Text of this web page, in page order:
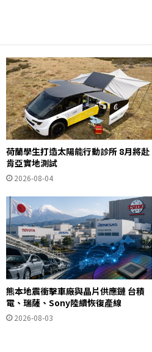
荷蘭學生打造太陽能行動診所 8月將赴
肯亞實地測試
2026-08-04
熊本地震衝擊車廠與晶片供應鏈 台積
電、瑞薩、Sony陸續恢復產線
2026-08-03